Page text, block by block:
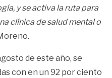
y se activa la ruta para
clínica de salud mental o
de este año, se
con en un 92 por ciento